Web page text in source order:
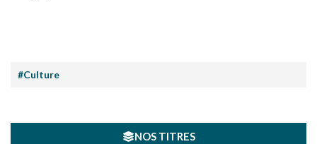
#Culture
NOS TITRES